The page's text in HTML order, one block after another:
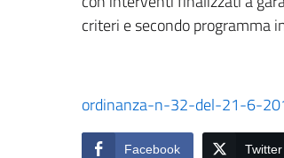
criteri e secondo programma
ordinanza-n-32-del-21-6-
Facebook Twitter